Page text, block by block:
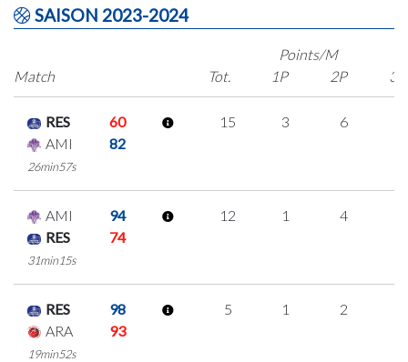
SAISON 2023-2024
Match
Points/M
Tot.
1P 2P 3P
RES
60
AMI
82
26min57s
15 3 6
AMI
94
RES
74
31min15s
12 1 4
RES
98
ARA
93
19min52s
5 1 2